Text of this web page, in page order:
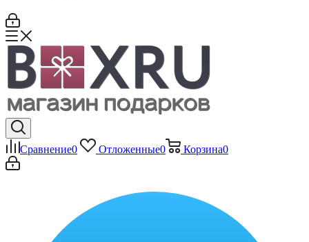
Сравнение0 Отложенные0 Корзина0